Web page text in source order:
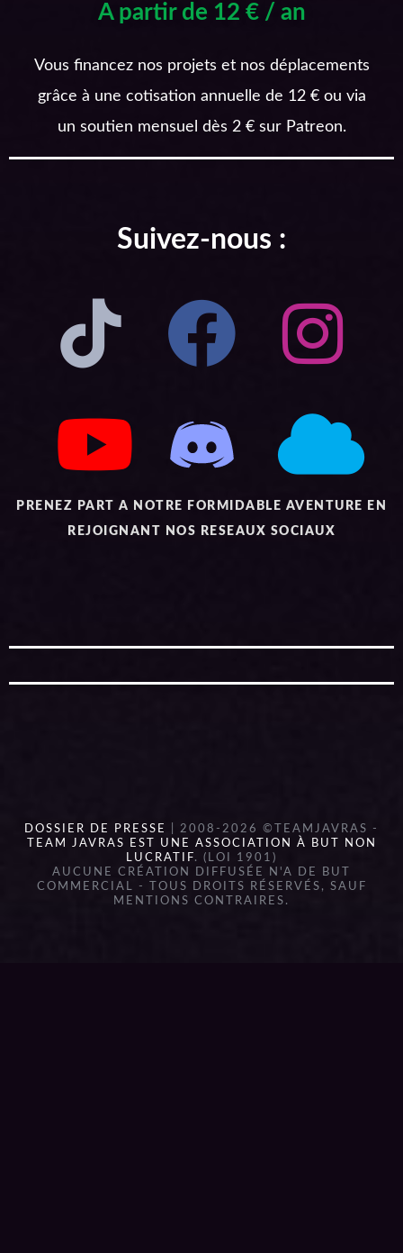
A partir de 12 € / an
Vous financez nos projets et nos déplacements
grâce à une cotisation annuelle de 12 € ou via
un soutien mensuel dès 2 € sur Patreon.
Suivez-nous :
PRENEZ PART A NOTRE FORMIDABLE AVENTURE EN
REJOIGNANT NOS RESEAUX SOCIAUX
DOSSIER DE PRESSE
| 2008-2026 ©TEAMJAVRAS -
TEAM JAVRAS EST UNE ASSOCIATION À BUT NON
LUCRATIF. (LOI 1901)
AUCUNE CRÉATION DIFFUSÉE N'A DE BUT
COMMERCIAL - TOUS DROITS RÉSERVÉS, SAUF
MENTIONS CONTRAIRES.